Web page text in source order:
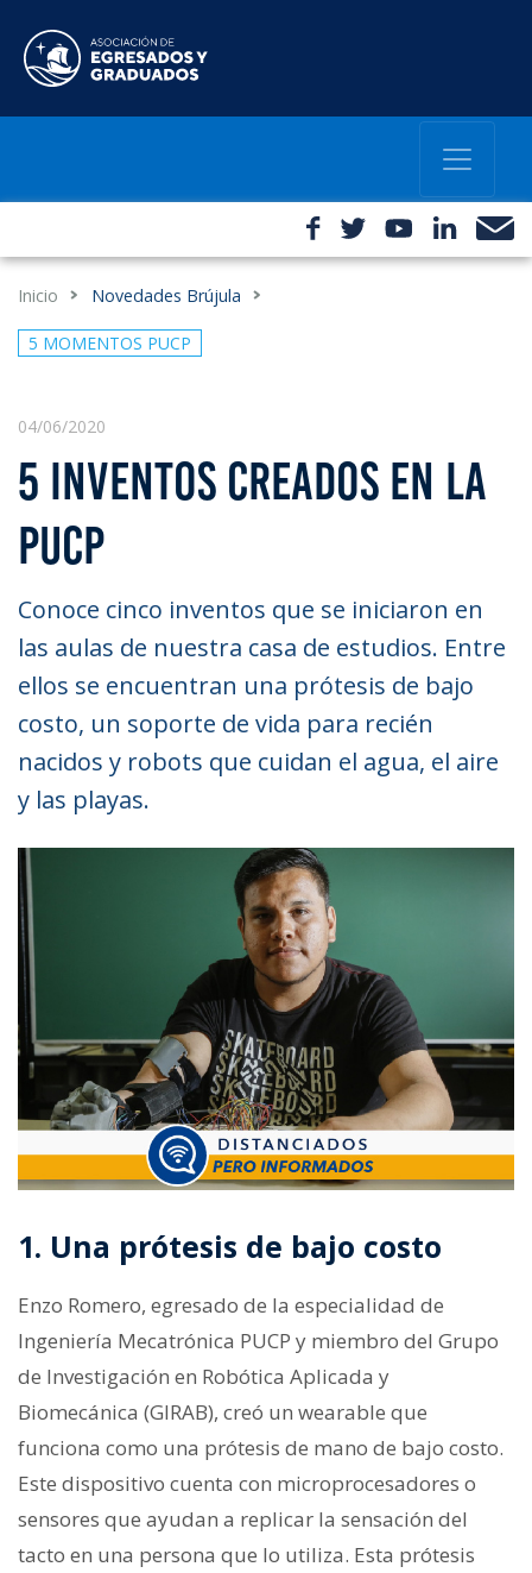
Inicio Novedades Brújula
5 MOMENTOS PUCP
04/06/2020
5 INVENTOS CREADOS EN LA
PUCP
Conoce cinco inventos que se iniciaron en
las aulas de nuestra casa de estudios. Entre
ellos se encuentran una prótesis de bajo
costo, un soporte de vida para recién
nacidos y robots que cuidan el agua, el aire
y las playas.
1. Una prótesis de bajo costo
Enzo Romero, egresado de la especialidad de
Ingeniería Mecatrónica PUCP y miembro del Grupo
de Investigación en Robótica Aplicada y
Biomecánica (GIRAB), creó un wearable que
funciona como una prótesis de mano de bajo costo.
Este dispositivo cuenta con microprocesadores o
sensores que ayudan a replicar la sensación del
tacto en una persona que lo utiliza. Esta prótesis